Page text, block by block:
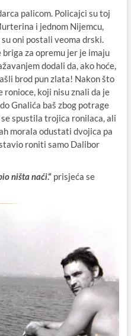
palicom. Policajci su toj
i jednom Nijemcu,
oni postali veoma drski.
za opremu jer je imaju
dodali da, ako hoće,
brod pun zlata! Nakon što
koji nisu znali da je
Gnalića baš zbog potrage
spustila trojica ronilaca, ali
morala odustati dvojica pa
roniti samo Dalibor
ništa naći.“prisjeća se